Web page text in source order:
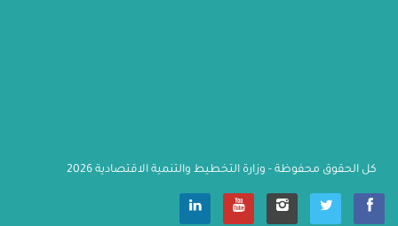
كل الحقوق محفوظة - وزارة التخطيط والتنمية الاقتصادية 2026